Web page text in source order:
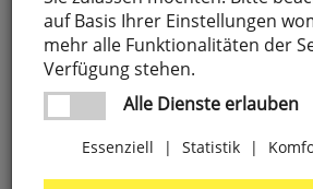
auf Basis Ihrer Einstellungen
mehr alle Funktionalitäten der
Verfügung stehen.
Alle Dienste erlauben
Essenziell | Statistik |